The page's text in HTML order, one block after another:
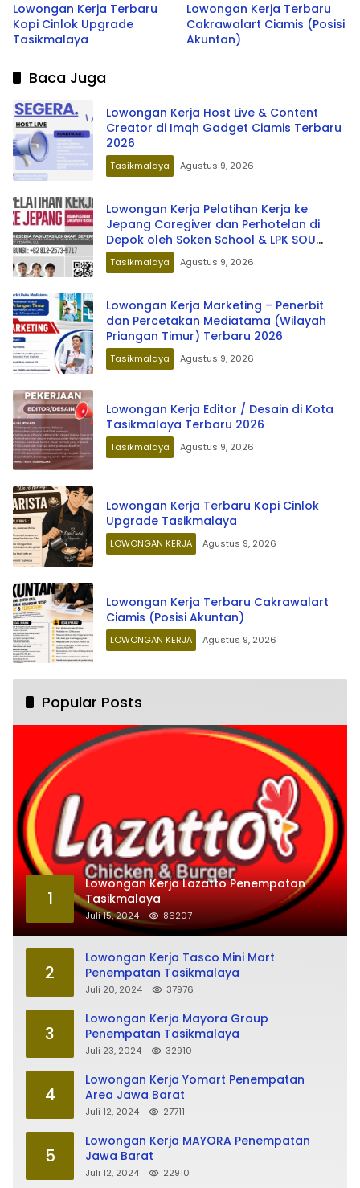
Lowongan Kerja Terbaru
Kopi Cinlok Upgrade
Tasikmalaya
Lowongan Kerja Terbaru
Cakrawalart Ciamis (Posisi
Akuntan)
Baca Juga
Lowongan Kerja Host Live & Content
Creator di Imqh Gadget Ciamis Terbaru
2026
Tasikmalaya Agustus 9, 2026
Lowongan Kerja Pelatihan Kerja ke
Jepang Caregiver dan Perhotelan di
Depok oleh Soken School & LPK SOU
Depok School
Tasikmalaya Agustus 9, 2026
Lowongan Kerja Marketing – Penerbit
dan Percetakan Mediatama (Wilayah
Priangan Timur) Terbaru 2026
Tasikmalaya Agustus 9, 2026
Lowongan Kerja Editor / Desain di Kota
Tasikmalaya Terbaru 2026
Tasikmalaya Agustus 9, 2026
Lowongan Kerja Terbaru Kopi Cinlok
Upgrade Tasikmalaya
LOWONGAN KERJA Agustus 9, 2026
Lowongan Kerja Terbaru Cakrawalart
Ciamis (Posisi Akuntan)
LOWONGAN KERJA Agustus 9, 2026
Popular Posts
1
Lowongan Kerja Lazatto Penempatan
Tasikmalaya
Juli 15, 2024 86207
2
Lowongan Kerja Tasco Mini Mart
Penempatan Tasikmalaya
Juli 20, 2024 37976
3
Lowongan Kerja Mayora Group
Penempatan Tasikmalaya
Juli 23, 2024 32910
4
Lowongan Kerja Yomart Penempatan
Area Jawa Barat
Juli 12, 2024 27711
5
Lowongan Kerja MAYORA Penempatan
Jawa Barat
Juli 12, 2024 22910